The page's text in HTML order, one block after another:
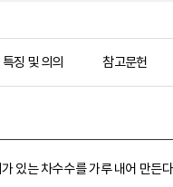
특징 및 의의 참고문헌
있는 차수수를 가루 내어 만든